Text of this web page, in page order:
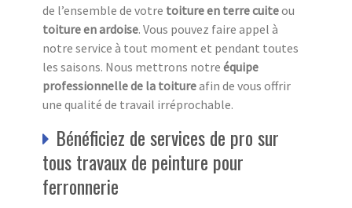
de l’ensemble de votre toiture en terre cuiteou
toiture en ardoise. Vous pouvez faire appel à
notre service à tout moment et pendant toutes
les saisons. Nous mettrons notre équipe
professionnelle de la toitureafin de vous offrir
une qualité de travail irréprochable.
Bénéficiez de services de pro sur
tous travaux de peinture pour
ferronnerie